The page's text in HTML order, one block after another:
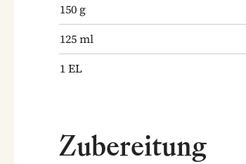
150 g
125ml
1EL
Zubereitung